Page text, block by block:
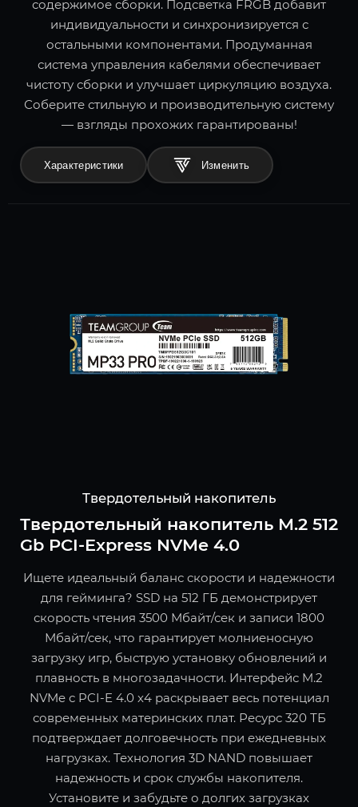
содержимое сборки. Подсветка FRGB добавит
индивидуальности и синхронизируется с
остальными компонентами. Продуманная
система управления кабелями обеспечивает
чистоту сборки и улучшает циркуляцию воздуха.
Соберите стильную и производительную систему
— взгляды прохожих гарантированы!
Характеристики
Твердотельный накопитель
Твердотельный накопитель M.2 512
Gb PCI-Express NVMe 4.0
Ищете идеальный баланс скорости и надежности
для гейминга? SSD на 512 ГБ демонстрирует
скорость чтения 3500 Мбайт/сек и записи 1800
Мбайт/сек, что гарантирует молниеносную
загрузку игр, быструю установку обновлений и
плавность в многозадачности. Интерфейс M.2
NVMe с PCI-E 4.0 x4 раскрывает весь потенциал
современных материнских плат. Ресурс 320 ТБ
подтверждает долговечность при ежедневных
нагрузках. Технология 3D NAND повышает
надежность и срок службы накопителя.
Установите и забудьте о долгих загрузках